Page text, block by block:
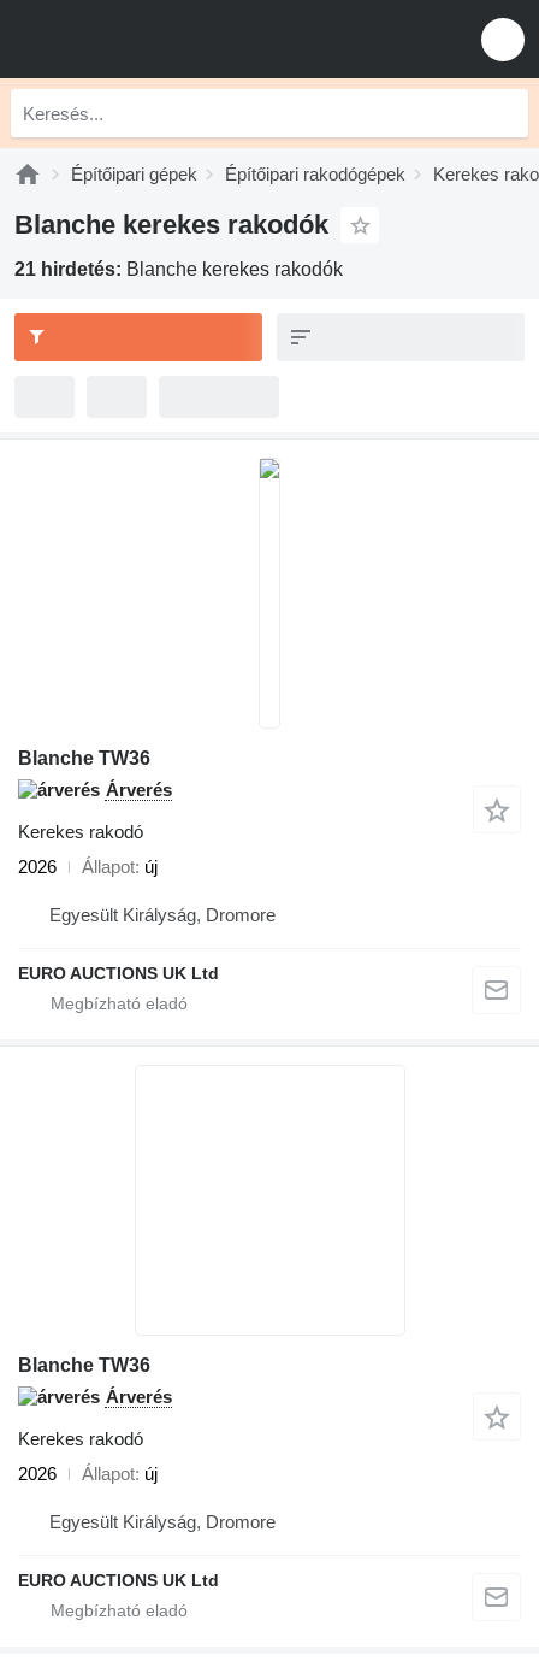
Építőipari gépek Építőipari rakodógépek Kerekes
Blanche kerekes rakodók
21 hirdetés: Blanche kerekes rakodók
Blanche TW36
Árverés
Kerekes rakodó
2026
Állapot új
Egyesült Királyság, Dromore
EURO AUCTIONS UK Ltd
Blanche TW36
Árverés
Kerekes rakodó
2026
Állapot új
Egyesült Királyság, Dromore
EURO AUCTIONS UK Ltd